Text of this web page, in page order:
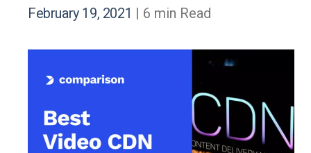
February 19, 2021 | 6 min Read